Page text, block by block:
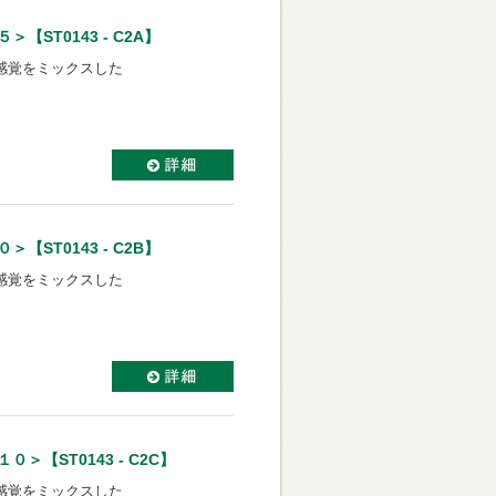
＞【ST0143 - C2A】
覚をミックスした
＞【ST0143 - C2B】
覚をミックスした
０＞【ST0143 - C2C】
覚をミックスした